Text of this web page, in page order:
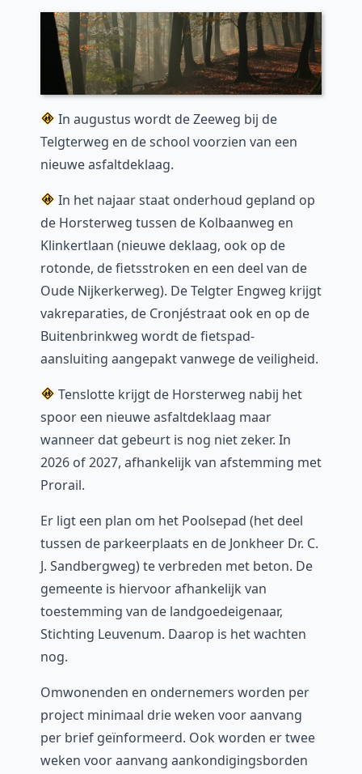
In augustus wordt de Zeeweg bij de
Telgterweg en de school voorzien van een
nieuwe asfaltdeklaag.
In het najaar staat onderhoud gepland op
de Horsterweg tussen de Kolbaanweg en
Klinkertlaan (nieuwe deklaag, ook op de
rotonde, de fietsstroken en een deel van de
Oude Nijkerkerweg). De Telgter Engweg krijgt
vakreparaties, de Cronjéstraat ook en op de
Buitenbrinkweg wordt de fietspad-
aansluiting aangepakt vanwege de veiligheid.
Tenslotte krijgt de Horsterweg nabij het
spoor een nieuwe asfaltdeklaag maar
wanneer dat gebeurt is nog niet zeker. In
2026 of 2027, afhankelijk van afstemming met
Prorail.
Er ligt een plan om het Poolsepad (het deel
tussen de parkeerplaats en de Jonkheer Dr. C.
J. Sandbergweg) te verbreden met beton. De
gemeente is hiervoor afhankelijk van
toestemming van de landgoedeigenaar,
Stichting Leuvenum. Daarop is het wachten
nog.
Omwonenden en ondernemers worden per
project minimaal drie weken voor aanvang
per brief geïnformeerd. Ook worden er twee
weken voor aanvang aankondigingsborden